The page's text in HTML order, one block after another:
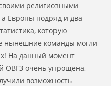
религиозными
Европы подряд и два
которую
нынешние команды могли
На данный момент
ОВГЗ очень упрощена,
возможность